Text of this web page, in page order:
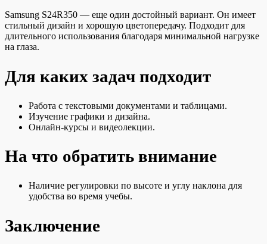
Samsung S24R350 — еще один достойный вариант. Он имеет
стильный дизайн и хорошую цветопередачу. Подходит для
длительного использования благодаря минимальной нагрузке
на глаза.
Для каких задач подходит
Работа с текстовыми документами и таблицами.
Изучение графики и дизайна.
Онлайн-курсы и видеолекции.
На что обратить внимание
Наличие регулировки по высоте и углу наклона для
удобства во время учебы.
Заключение